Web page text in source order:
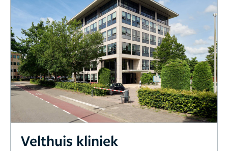
Velthuis kliniek